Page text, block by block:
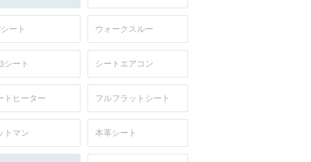
ート ウォークスルー
シート シートエアコン
トヒーター フルフラットシート
トマン 本革シート